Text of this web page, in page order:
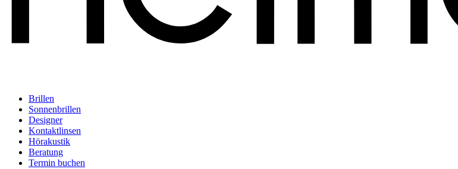
Brillen
Sonnenbrillen
Designer
Kontaktlinsen
Hörakustik
Beratung
Termin buchen